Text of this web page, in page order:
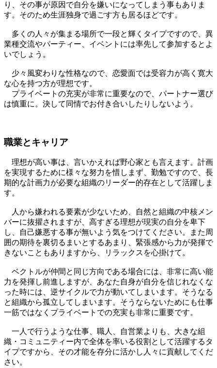
り、その事が原因で自分を嫌いになってしまう事もありま
す。そのため生涯独身で過ごす方も居るほどです。
多くの人々が集まる場所で一段と輝くタイプですので、異
業種交流やパーティー、イベントには率先して参加するとよ
いでしょう。
少々風変わりな性格なので、恋愛面では受容力が高く寛大
な心を持つ方が理想です。
プライベートの充実が非常に重要なので、パートナー選び
は慎重に。決して同情でお付き合いしたりしないよう。
職業とキャリア
理想が高い事は、言いかえれば野心家とも言えます。計画
を実現するために様々な努力を惜しまず、勤勉ですので、長
期的な計画力が必要な組織のリーダー的存在として活躍しま
す。
人から嫌われる要素が少ないため、自然と組織の中核メン
バーに抜擢されますが、高すぎる理想が現実の自分を卑下
し、自己嫌悪する事が無いよう気をつけてください。また周
囲の期待を裏切るまいとするあまり、緊張感から力が発揮で
きないこともありますから、リラックスを心掛けて。
ベクトルが仲間と同じ方向である場合には、非常に高い能
力を発揮し前進しますが、あなた自身が自分を信じれなくな
った時には、逆サイクルで力が動いてしまいます。そうなる
と組織から孤立してしまいます。そうならないためにも仕事
一筋ではなくプライベートでの充実も非常に重要です。
一人で行うような仕事、職人、自営業よりも、大きな組
織・コミュニティー内で全体を率いる役割として活躍するタ
イプですから、その才能を存分に活かし人々に貢献してくだ
さい。